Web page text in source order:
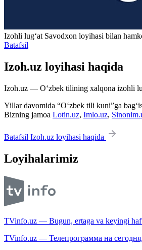
Izohli lugʻat Savodxon loyihasi bilan
Batafsil
Izoh.uz loyihasi haqida
Izoh.uz — O‘zbek tilining xalqona izohli
Yillar davomida “O‘zbek tili kuni”ga
Bizning jamoa Lotin.uz, Imlo.uz,
Batafsil Izoh.uz loyihasi haqida
Loyihalarimiz
TVinfo.uz — Bugun, ertaga va keyingi
TVinfo.uz — Телепрограмма на